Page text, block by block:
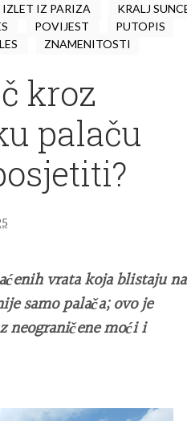
IZLET IZ PARIZA
KRALJ
POVIJEST
PUTOPIS
ZNAMENITOSTI
kroz
palaču
vrata koja blistaju na
samo palača; ovo je
moći i